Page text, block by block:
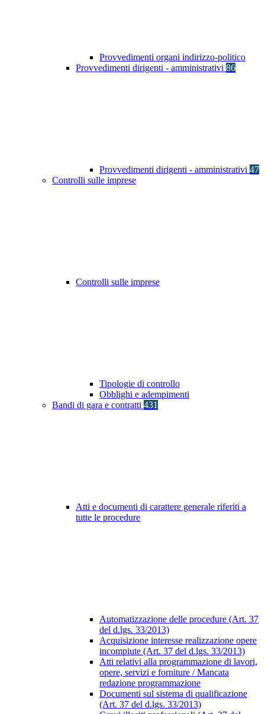
Provvedimenti organi indirizzo-politico
Provvedimenti dirigenti - amministrativi 86
Provvedimenti dirigenti - amministrativi 47
Controlli sulle imprese
Controlli sulle imprese
Tipologie di controllo
Obblighi e adempimenti
Bandi di gara e contratti 431
Atti e documenti di carattere generale riferiti a
tutte le procedure
Automatizzazione delle procedure (Art. 37
del d.lgs. 33/2013)
Acquisizione interesse realizzazione opere
incompiute (Art. 37 del d.lgs. 33/2013)
Atti relativi alla programmazione di lavori,
opere, servizi e forniture / Mancata
redazione programmazione
Documenti sul sistema di qualificazione
(Art. 37 del d.lgs. 33/2013)